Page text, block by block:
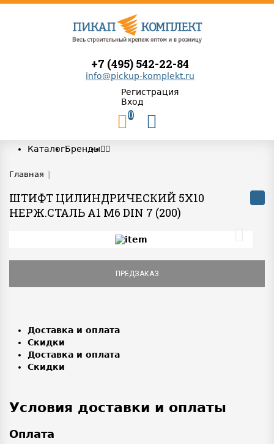
+7 (495) 542-22-84
info@pickup-komplekt.ru
Регистрация
Вход
0
КаталогБренды
Главная
ШТИФТ ЦИЛИНДРИЧЕСКИЙ 5Х10
НЕРЖ.СТАЛЬ A1 M6 DIN 7 (200)
ПРЕДЗАКАЗ
Доставка и оплата
Скидки
Доставка и оплата
Скидки
Условия доставки и оплаты
Оплата